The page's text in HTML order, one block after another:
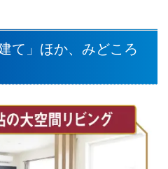
て」ほか、みどころ